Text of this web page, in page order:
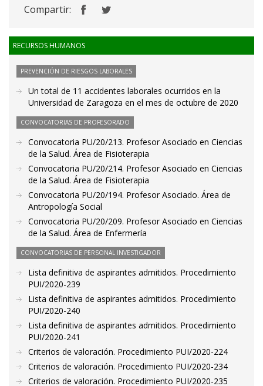
Compartir:
RECURSOS HUMANOS
PREVENCIÓN DE RIESGOS LABORALES
Un total de 11 accidentes laborales ocurridos en la
Universidad de Zaragoza en el mes de octubre de 2020
CONVOCATORIAS DE PROFESORADO
Convocatoria PU/20/213. Profesor Asociado en Ciencias
de la Salud. Área de Fisioterapia
Convocatoria PU/20/214. Profesor Asociado en Ciencias
de la Salud. Área de Fisioterapia
Convocatoria PU/20/194. Profesor Asociado. Área de
Antropología Social
Convocatoria PU/20/209. Profesor Asociado en Ciencias
de la Salud. Área de Enfermería
CONVOCATORIAS DE PERSONAL INVESTIGADOR
Lista definitiva de aspirantes admitidos. Procedimiento
PUI/2020-239
Lista definitiva de aspirantes admitidos. Procedimiento
PUI/2020-240
Lista definitiva de aspirantes admitidos. Procedimiento
PUI/2020-241
Criterios de valoración. Procedimiento PUI/2020-224
Criterios de valoración. Procedimiento PUI/2020-234
Criterios de valoración. Procedimiento PUI/2020-235